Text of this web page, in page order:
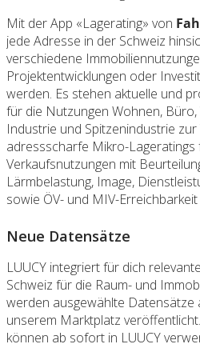
Mit der App «Lagerating» von
jede Adresse in der Schweiz
verschiedene
Projektentwicklungen oder
werden. Es stehen aktuelle und
für die Nutzungen Wohnen,
Industrie und Spitzenindustrie
adressscharfe Mikro-Lageratings
Verkaufsnutzungen mit
Lärmbelastung, Image,
sowie ÖV- und MIV-
Neue Datensätze
LUUCY integriert für dich
Schweiz für die Raum- und
werden ausgewählte Datensätze
unserem Marktplatz
können ab sofort in LUUCY